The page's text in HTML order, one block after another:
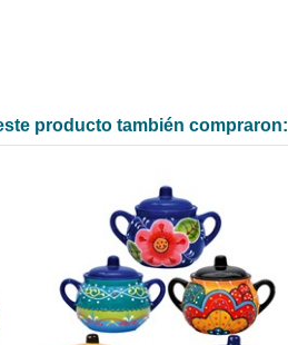
producto también compraron: